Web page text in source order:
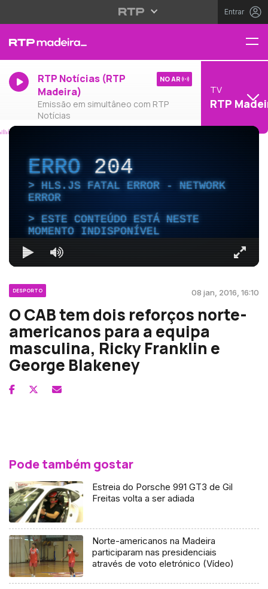
Entrar
RTP Notícias (RTP
Madeira)
Emissão em simultâneo com RTP
Notícias
NO AR
TV
RTP
ERRO204
HLS.JS FATAL ERROR - NETWORK
ERROR
ESTE CONTEÚDO ESTÁ NESTE
MOMENTO INDISPONÍVEL
DESPORTO 08 jan, 2016, 16:10
O CAB tem dois reforços norte-
americanos para a equipa
masculina, Ricky Franklin e
George Blakeney
Pode também gostar
Estreia do Porsche 991 GT3 de Gil
Freitas volta a ser adiada
Norte-americanos na Madeira
participaram nas presidenciais
através de voto eletrónico (Vídeo)